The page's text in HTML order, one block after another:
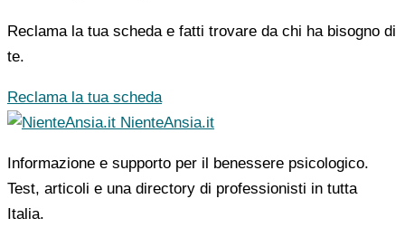
Reclama la tua scheda e fatti trovare da chi ha bisogno di
te.
Reclama la tua scheda
NienteAnsia.it
Informazione e supporto per il benessere psicologico.
Test, articoli e una directory di professionisti in tutta
Italia.